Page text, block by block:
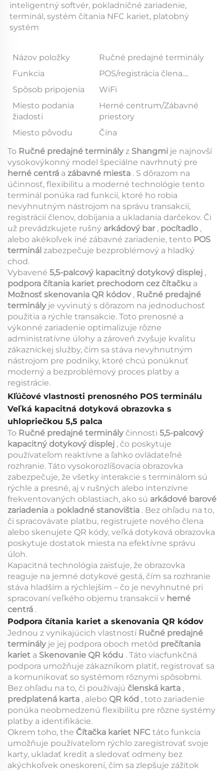
inteligentný softvér, pokladničné zariadenie,
terminál, systém čítania NFC kariet, platobný
systém
Názov položky
Ručné predajné terminály
Funkcia
POS/registrácia člena....
Spôsob pripojenia
WiFi
Miesto podania
žiadosti
Herné centrum/Zábavné
priestory
Miesto pôvodu
Čína
To Ručné predajné terminályz Shangmi je najnovší
vysokovýkonný model špeciálne navrhnutý pre
herné centrá a zábavné miesta . S dôrazom na
účinnosť, flexibilitu a moderné technológie tento
terminál ponúka rad funkcií, ktoré ho robia
nevyhnutným nástrojom na správu transakcií,
registrácií členov, dobíjania a ukladania darčekov. Či
už prevádzkujete rušný arkádový bar , pocítadlo ,
alebo akékoľvek iné zábavné zariadenie, tento POS
terminál zabezpečuje bezproblémový a hladký
chod.
Vybavené 5,5-palcový kapacitný dotykový displej ,
podpora čítania kariet prechodom cez čítačku a
Možnosť skenovania QR kódov , Ručné predajné
terminály je vyvinutý s dôrazom na jednoduchosť
použitia a rýchle transakcie. Toto prenosné a
výkonné zariadenie optimalizuje rôzne
administratívne úlohy a zároveň zvyšuje kvalitu
zákazníckej služby, čím sa stáva nevyhnutným
nástrojom pre podniky, ktoré chcú ponúknuť
moderný a bezproblémový proces platby a
registrácie.
Kľúčové vlastnosti prenosného POS terminálu
Veľká kapacitná dotyková obrazovka s
uhlopriečkou 5,5 palca
To Ručné predajné terminályčinnosti 5,5-palcový
kapacitný dotykový displej , čo poskytuje
používateľom reaktívne a ľahko ovládateľné
rozhranie. Táto vysokorozlíšovacia obrazovka
zabezpečuje, že všetky interakcie s terminálom sú
rýchle a presné, aj v rušných alebo intenzívne
frekventovaných oblastiach, ako sú arkádové barové
zariadenia a pokladné stanovištia . Bez ohľadu na to,
či spracovávate platbu, registrujete nového člena
alebo skenujete QR kódy, veľká dotyková obrazovka
poskytuje dostatok miesta na efektívne správu
úloh.
Kapacitná technológia zaisťuje, že obrazovka
reaguje na jemné dotykové gestá, čím sa rozhranie
stáva hladším a rýchlejším – čo je nevyhnutné pri
spracovaní veľkého objemu transakcií v herné
centrá .
Podpora čítania kariet a skenovania QR kódov
Jednou z vynikajúcich vlastností Ručné predajné
terminály je jej podpora oboch metód prečítania
kariet a Skenovanie QR kódu . Táto viacfunkčná
podpora umožňuje zákazníkom platiť, registrovať sa
a komunikovať so systémom rôznymi spôsobmi.
Bez ohľadu na to, či používajú členská karta ,
predplatená karta , alebo QR kód , toto zariadenie
ponúka neobmedzenú flexibilitu pre rôzne systémy
platby a identifikácie.
Okrem toho, the Čítačka kariet NFC táto funkcia
umožňuje používateľom rýchlo zaregistrovať svoje
karty, ukladať kredit a sledovať odmeny bez
akýchkoľvek oneskorení, čím sa zlepšuje zážitok